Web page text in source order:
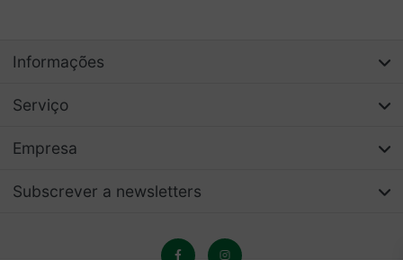
Informações
Serviço
Empresa
Subscrever a newsletters